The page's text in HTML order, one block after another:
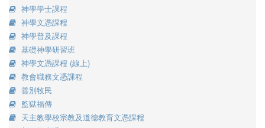
神學學士課程
神學文憑課程
神學普及課程
基礎神學研習班
神學文憑課程 (線上)
教會職務文憑課程
善別牧民
監獄福傳
天主教學校宗教及道德教育文憑課程